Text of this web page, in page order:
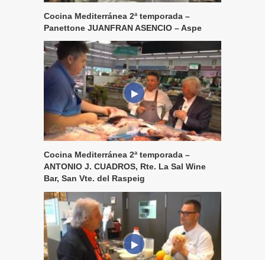
Cocina Mediterránea 2ª temporada –
Panettone JUANFRAN ASENCIO – Aspe
Cocina Mediterránea 2ª temporada –
ANTONIO J. CUADROS, Rte. La Sal Wine
Bar, San Vte. del Raspeig